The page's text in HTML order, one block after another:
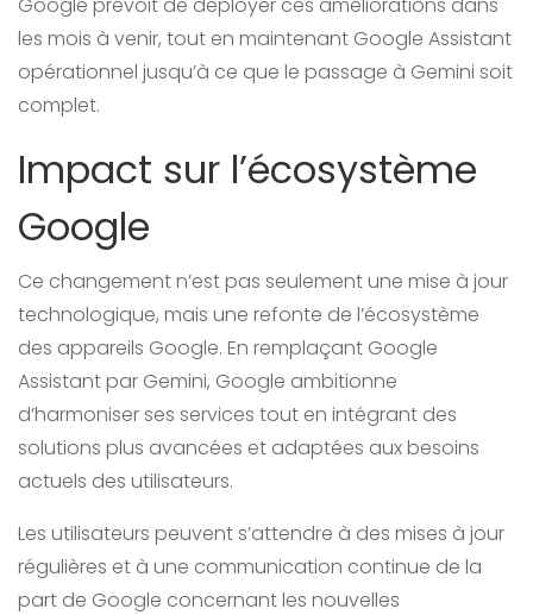
les mois à venir, tout en maintenant Google Assistant
opérationnel jusqu’à ce que le passage à Gemini soit
complet.
Impact sur l’écosystème
Google
Ce changement n’est pas seulement une mise à jour
technologique, mais une refonte de l’écosystème
des appareils Google. En remplaçant Google
Assistant par Gemini, Google ambitionne
d’harmoniser ses services tout en intégrant des
solutions plus avancées et adaptées aux besoins
actuels des utilisateurs.
Les utilisateurs peuvent s’attendre à des mises à jour
régulières et à une communication continue de la
part de Google concernant les nouvelles